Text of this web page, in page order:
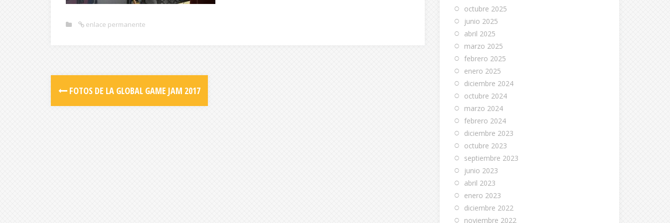
enlace permanente
FOTOS DE LA GLOBAL GAME JAM 2017
octubre 2025
junio 2025
abril 2025
marzo 2025
febrero 2025
enero 2025
diciembre 2024
octubre 2024
marzo 2024
febrero 2024
diciembre 2023
octubre 2023
septiembre 2023
junio 2023
abril 2023
enero 2023
diciembre 2022
noviembre 2022